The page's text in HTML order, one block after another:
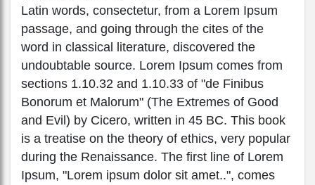
Latin words, consectetur, from a Lorem Ipsum
passage, and going through the cites of the
word in classical literature, discovered the
undoubtable source. Lorem Ipsum comes from
sections 1.10.32 and 1.10.33 of "de Finibus
Bonorum et Malorum" (The Extremes of Good
and Evil) by Cicero, written in 45 BC. This book
is a treatise on the theory of ethics, very popular
during the Renaissance. The first line of Lorem
Ipsum, "Lorem ipsum dolor sit amet..", comes